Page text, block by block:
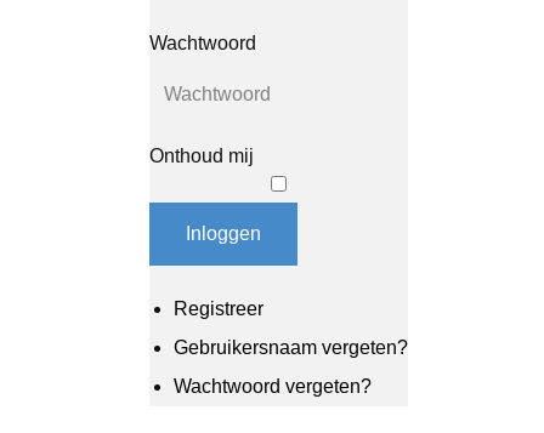
Wachtwoord
Onthoud mij
Inloggen
Registreer
Gebruikersnaam vergeten?
Wachtwoord vergeten?